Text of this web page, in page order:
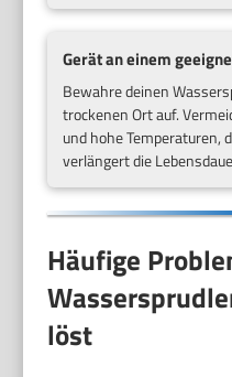
Gerät an einem
Bewahre deinen
trockenen Ort auf.
und hohe Temperaturen,
verlängert die
Häufige
löst